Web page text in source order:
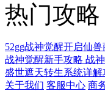
热门攻略
52gg战神觉醒开启仙兽
战神觉醒新手攻略 战
盛世遮天转生系统详解
关于我们 客服中心 商